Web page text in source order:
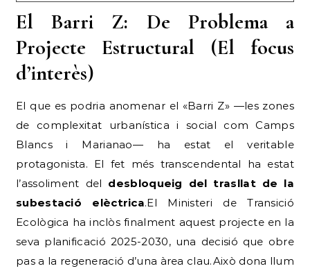
El Barri Z: De Problema a
Projecte Estructural (El focus
d’interès)
El que es podria anomenar el «Barri Z» —les zones
de complexitat urbanística i social com Camps
Blancs i Marianao— ha estat el veritable
protagonista. El fet més transcendental ha estat
l’assoliment del desbloqueig del trasllat de la
subestació elèctrica.El Ministeri de Transició
Ecològica ha inclòs finalment aquest projecte en la
seva planificació 2025-2030, una decisió que obre
pas a la regeneració d’una àrea clau.Això dona llum